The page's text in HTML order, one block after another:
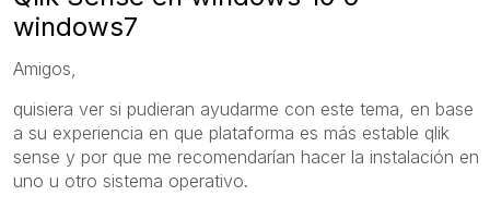
windows7
Amigos,
quisiera ver si pudieran ayudarme con este tema, en base
a su experiencia en que plataforma es más estable qlik
sense y por que me recomendarían hacer la instalación en
uno u otro sistema operativo.